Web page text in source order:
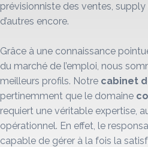
prévisionniste des ventes,
d’autres encore.
Grâce à une connaissance
du marché de l’emploi, nous
meilleurs profils. Notre cabinet
pertinemment que le domaine
requiert une véritable expertise,
opérationnel. En effet, le
capable de gérer à la fois la